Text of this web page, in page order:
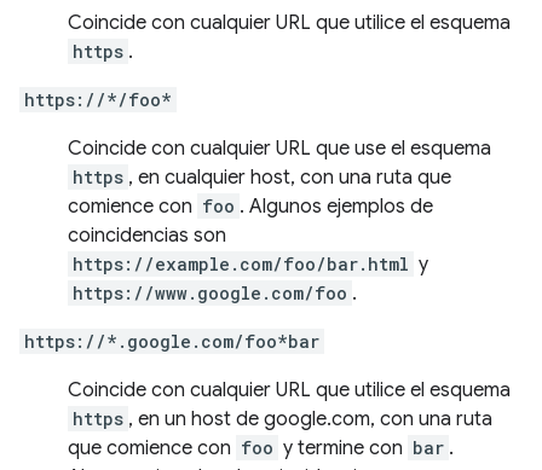
Coincide con cualquier URL que utilice el esquema
https .
https://*/foo*
Coincide con cualquier URL que use el esquema
https , en cualquier host, con una ruta que
comience con foo . Algunos ejemplos de
coincidencias son
https://example.com/foo/bar.html y
https://www.google.com/foo .
https://*.google.com/foo*bar
Coincide con cualquier URL que utilice el esquema
https , en un host de google.com, con una ruta
que comience con foo y termine con bar .